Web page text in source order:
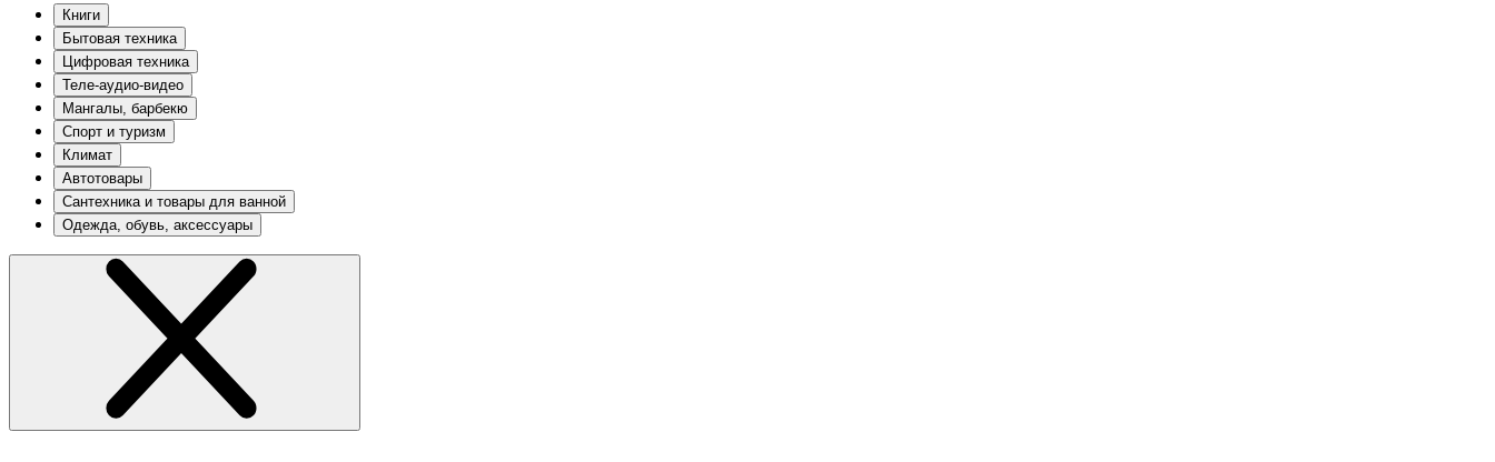
Книги
Бытовая техника
Цифровая техника
Теле-аудио-видео
Мангалы, барбекю
Спорт и туризм
Климат
Автотовары
Сантехника и товары для ванной
Одежда, обувь, аксессуары